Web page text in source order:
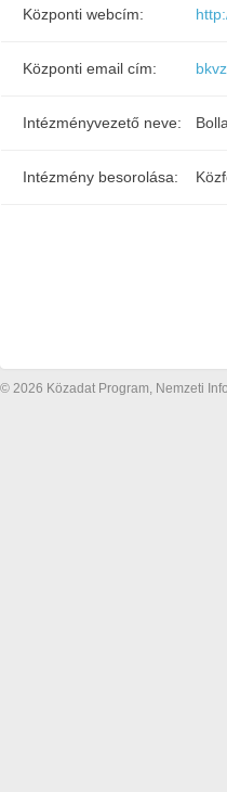
Központi webcím:
Központi email cím:
Intézményvezető neve:
Intézmény besorolása:
© 2026 Közadat Program, Nemzeti